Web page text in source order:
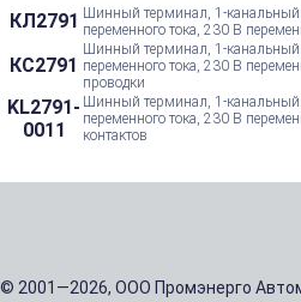
КЛ2791 Шинный терминал, 1-канальный
переменного тока, 230 В
КС2791
Шинный терминал, 1-канальный
переменного тока, 230 В
проводки
KL2791-
0011
Шинный терминал, 1-канальный
переменного тока, 230 В
контактов
© 2001—2026, ООО Промэнерго